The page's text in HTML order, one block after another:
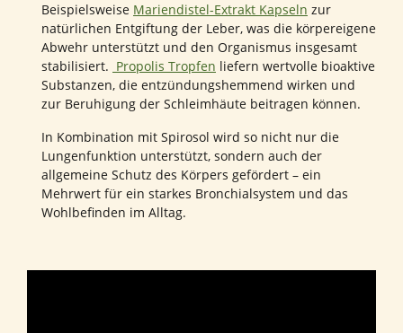
Beispielsweise Mariendistel-Extrakt Kapseln zur
natürlichen Entgiftung der Leber, was die körpereigene
Abwehr unterstützt und den Organismus insgesamt
stabilisiert. Propolis Tropfen liefern wertvolle bioaktive
Substanzen, die entzündungshemmend wirken und
zur Beruhigung der Schleimhäute beitragen können.
In Kombination mit Spirosol wird so nicht nur die
Lungenfunktion unterstützt, sondern auch der
allgemeine Schutz des Körpers gefördert – ein
Mehrwert für ein starkes Bronchialsystem und das
Wohlbefinden im Alltag.